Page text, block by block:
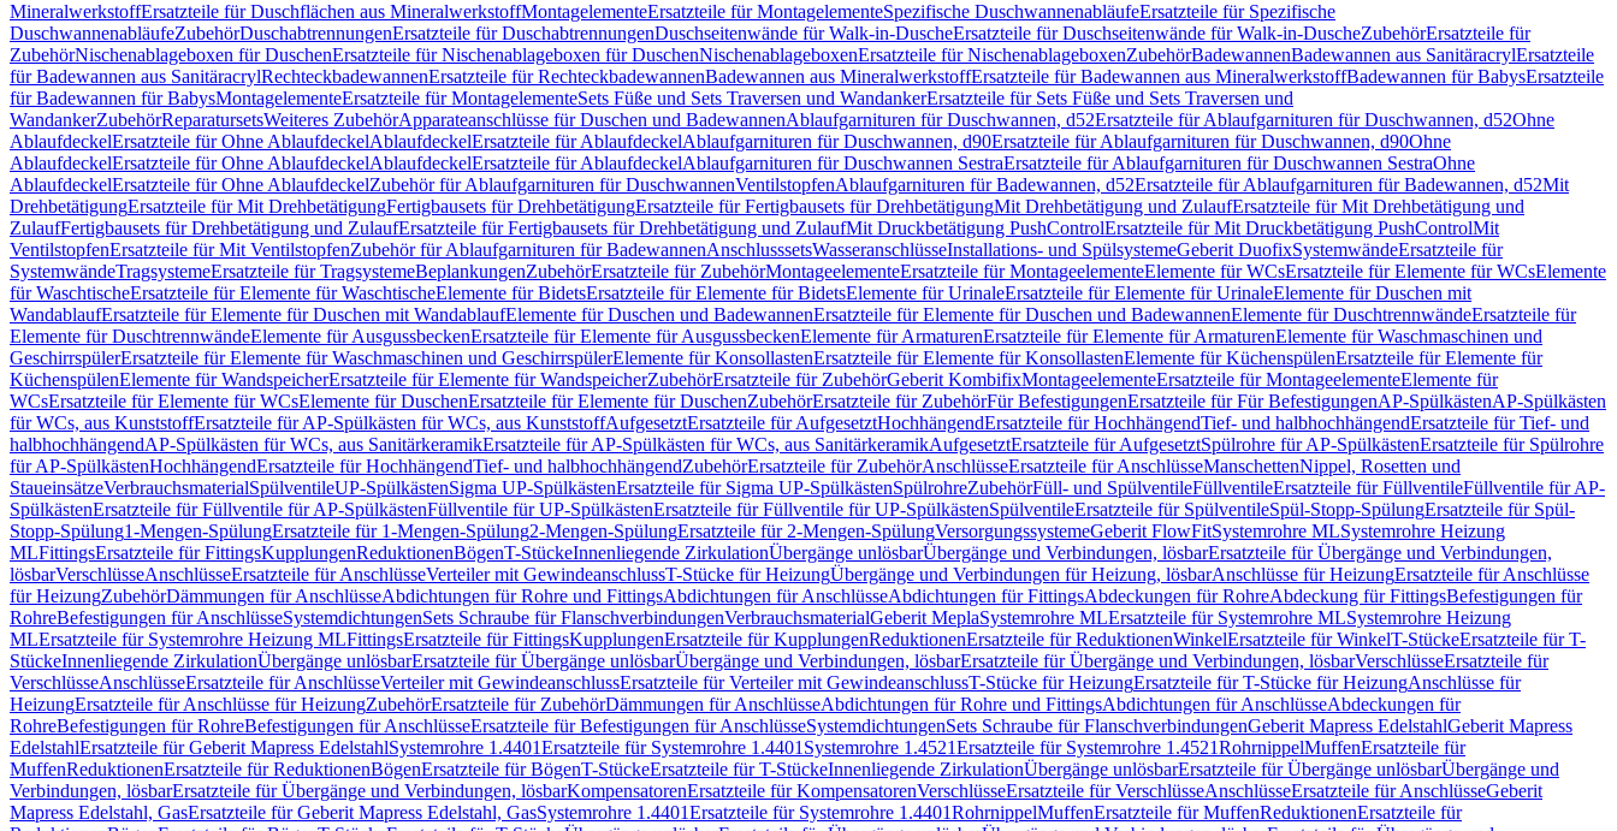
MineralwerkstoffErsatzteile für Duschflächen aus MineralwerkstoffMontagelementeErsatzteile für MontagelementeSpezifische DuschwannenabläufeErsatzteile für Spezifische
DuschwannenabläufeZubehörDuschabtrennungenErsatzteile für DuschabtrennungenDuschseitenwände für Walk-in-DuscheErsatzteile für Duschseitenwände für Walk-in-DuscheZubehörErsatzteile für
ZubehörNischenablageboxen für DuschenErsatzteile für Nischenablageboxen für DuschenNischenablageboxenErsatzteile für NischenablageboxenZubehörBadewannenBadewannen aus SanitäracrylErsatzteile
für Badewannen aus SanitäracrylRechteckbadewannenErsatzteile für RechteckbadewannenBadewannen aus MineralwerkstoffErsatzteile für Badewannen aus MineralwerkstoffBadewannen für BabysErsatzteile
für Badewannen für BabysMontagelementeErsatzteile für MontagelementeSets Füße und Sets Traversen und WandankerErsatzteile für Sets Füße und Sets Traversen und
WandankerZubehörReparatursetsWeiteres ZubehörApparateanschlüsse für Duschen und BadewannenAblaufgarnituren für Duschwannen, d52Ersatzteile für Ablaufgarnituren für Duschwannen, d52Ohne
AblaufdeckelErsatzteile für Ohne AblaufdeckelAblaufdeckelErsatzteile für AblaufdeckelAblaufgarnituren für Duschwannen, d90Ersatzteile für Ablaufgarnituren für Duschwannen, d90Ohne
AblaufdeckelErsatzteile für Ohne AblaufdeckelAblaufdeckelErsatzteile für AblaufdeckelAblaufgarnituren für Duschwannen SestraErsatzteile für Ablaufgarnituren für Duschwannen SestraOhne
AblaufdeckelErsatzteile für Ohne AblaufdeckelZubehör für Ablaufgarnituren für DuschwannenVentilstopfenAblaufgarnituren für Badewannen, d52Ersatzteile für Ablaufgarnituren für Badewannen, d52Mit
DrehbetätigungErsatzteile für Mit DrehbetätigungFertigbausets für DrehbetätigungErsatzteile für Fertigbausets für DrehbetätigungMit Drehbetätigung und ZulaufErsatzteile für Mit Drehbetätigung und
ZulaufFertigbausets für Drehbetätigung und ZulaufErsatzteile für Fertigbausets für Drehbetätigung und ZulaufMit Druckbetätigung PushControlErsatzteile für Mit Druckbetätigung PushControlMit
VentilstopfenErsatzteile für Mit VentilstopfenZubehör für Ablaufgarnituren für BadewannenAnschlusssetsWasseranschlüsseInstallations- und SpülsystemeGeberit DuofixSystemwändeErsatzteile für
SystemwändeTragsystemeErsatzteile für TragsystemeBeplankungenZubehörErsatzteile für ZubehörMontageelementeErsatzteile für MontageelementeElemente für WCsErsatzteile für Elemente für WCsElemente
für WaschtischeErsatzteile für Elemente für WaschtischeElemente für BidetsErsatzteile für Elemente für BidetsElemente für UrinaleErsatzteile für Elemente für UrinaleElemente für Duschen mit
WandablaufErsatzteile für Elemente für Duschen mit WandablaufElemente für Duschen und BadewannenErsatzteile für Elemente für Duschen und BadewannenElemente für DuschtrennwändeErsatzteile für
Elemente für DuschtrennwändeElemente für AusgussbeckenErsatzteile für Elemente für AusgussbeckenElemente für ArmaturenErsatzteile für Elemente für ArmaturenElemente für Waschmaschinen und
GeschirrspülerErsatzteile für Elemente für Waschmaschinen und GeschirrspülerElemente für KonsollastenErsatzteile für Elemente für KonsollastenElemente für KüchenspülenErsatzteile für Elemente für
KüchenspülenElemente für WandspeicherErsatzteile für Elemente für WandspeicherZubehörErsatzteile für ZubehörGeberit KombifixMontageelementeErsatzteile für MontageelementeElemente für
WCsErsatzteile für Elemente für WCsElemente für DuschenErsatzteile für Elemente für DuschenZubehörErsatzteile für ZubehörFür BefestigungenErsatzteile für Für BefestigungenAP-SpülkästenAP-Spülkästen
für WCs, aus KunststoffErsatzteile für AP-Spülkästen für WCs, aus KunststoffAufgesetztErsatzteile für AufgesetztHochhängendErsatzteile für HochhängendTief- und halbhochhängendErsatzteile für Tief- und
halbhochhängendAP-Spülkästen für WCs, aus SanitärkeramikErsatzteile für AP-Spülkästen für WCs, aus SanitärkeramikAufgesetztErsatzteile für AufgesetztSpülrohre für AP-SpülkästenErsatzteile für Spülrohre
für AP-SpülkästenHochhängendErsatzteile für HochhängendTief- und halbhochhängendZubehörErsatzteile für ZubehörAnschlüsseErsatzteile für AnschlüsseManschettenNippel, Rosetten und
StaueinsätzeVerbrauchsmaterialSpülventileUP-SpülkästenSigma UP-SpülkästenErsatzteile für Sigma UP-SpülkästenSpülrohreZubehörFüll- und SpülventileFüllventileErsatzteile für FüllventileFüllventile für AP-
SpülkästenErsatzteile für Füllventile für AP-SpülkästenFüllventile für UP-SpülkästenErsatzteile für Füllventile für UP-SpülkästenSpülventileErsatzteile für SpülventileSpül-Stopp-SpülungErsatzteile für Spül-
Stopp-Spülung1-Mengen-SpülungErsatzteile für 1-Mengen-Spülung2-Mengen-SpülungErsatzteile für 2-Mengen-SpülungVersorgungssystemeGeberit FlowFitSystemrohre MLSystemrohre Heizung
MLFittingsErsatzteile für FittingsKupplungenReduktionenBögenT-StückeInnenliegende ZirkulationÜbergänge unlösbarÜbergänge und Verbindungen, lösbarErsatzteile für Übergänge und Verbindungen,
lösbarVerschlüsseAnschlüsseErsatzteile für AnschlüsseVerteiler mit GewindeanschlussT-Stücke für HeizungÜbergänge und Verbindungen für Heizung, lösbarAnschlüsse für HeizungErsatzteile für Anschlüsse
für HeizungZubehörDämmungen für AnschlüsseAbdichtungen für Rohre und FittingsAbdichtungen für AnschlüsseAbdichtungen für FittingsAbdeckungen für RohreAbdeckung für FittingsBefestigungen für
RohreBefestigungen für AnschlüsseSystemdichtungenSets Schraube für FlanschverbindungenVerbrauchsmaterialGeberit MeplaSystemrohre MLErsatzteile für Systemrohre MLSystemrohre Heizung
MLErsatzteile für Systemrohre Heizung MLFittingsErsatzteile für FittingsKupplungenErsatzteile für KupplungenReduktionenErsatzteile für ReduktionenWinkelErsatzteile für WinkelT-StückeErsatzteile für T-
StückeInnenliegende ZirkulationÜbergänge unlösbarErsatzteile für Übergänge unlösbarÜbergänge und Verbindungen, lösbarErsatzteile für Übergänge und Verbindungen, lösbarVerschlüsseErsatzteile für
VerschlüsseAnschlüsseErsatzteile für AnschlüsseVerteiler mit GewindeanschlussErsatzteile für Verteiler mit GewindeanschlussT-Stücke für HeizungErsatzteile für T-Stücke für HeizungAnschlüsse für
HeizungErsatzteile für Anschlüsse für HeizungZubehörErsatzteile für ZubehörDämmungen für AnschlüsseAbdichtungen für Rohre und FittingsAbdichtungen für AnschlüsseAbdeckungen für
RohreBefestigungen für RohreBefestigungen für AnschlüsseErsatzteile für Befestigungen für AnschlüsseSystemdichtungenSets Schraube für FlanschverbindungenGeberit Mapress EdelstahlGeberit Mapress
EdelstahlErsatzteile für Geberit Mapress EdelstahlSystemrohre 1.4401Ersatzteile für Systemrohre 1.4401 Systemrohre 1.4521Ersatzteile für Systemrohre 1.4521RohrnippelMuffenErsatzteile für
MuffenReduktionenErsatzteile für ReduktionenBögenErsatzteile für BögenT-StückeErsatzteile für T-StückeInnenliegende ZirkulationÜbergänge unlösbarErsatzteile für Übergänge unlösbarÜbergänge und
Verbindungen, lösbarErsatzteile für Übergänge und Verbindungen, lösbarKompensatorenErsatzteile für KompensatorenVerschlüsseErsatzteile für VerschlüsseAnschlüsseErsatzteile für AnschlüsseGeberit
Mapress Edelstahl, GasErsatzteile für Geberit Mapress Edelstahl, GasSystemrohre 1.4401Ersatzteile für Systemrohre 1.4401RohrnippelMuffenErsatzteile für MuffenReduktionenErsatzteile für